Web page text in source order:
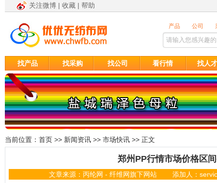
关注微博 | 收藏 | 帮助
找产品 找采购 找公司 看行情 找人才
当前位置： 首页 >> 新闻资讯 >> 市场快讯 >> 正文
郑州PP行情市场价格区
文章来源：丙纶网 - 纤维网旗下网站 添加人：